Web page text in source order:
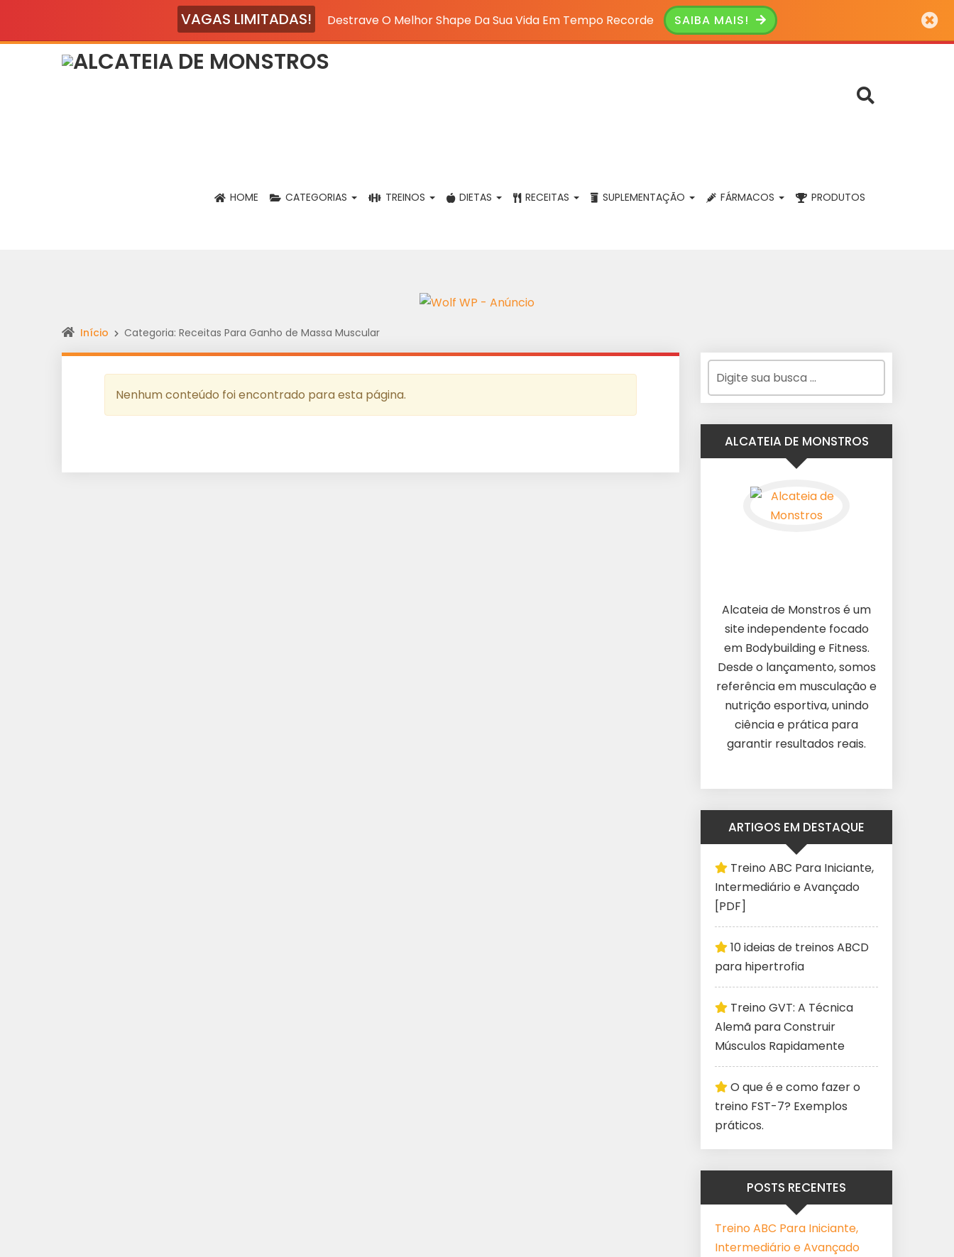
VAGAS LIMITADAS! Destrave O Melhor Shape Da Sua Vida Em Tempo Recorde SAIBA MAIS!
HOME CATEGORIAS TREINOS DIETAS RECEITAS SUPLEMENTAÇÃO FÁRMACOS PRODUTOS
Início Categoria: Receitas Para Ganho de Massa Muscular
Nenhum conteúdo foi encontrado para esta página.
ALCATEIA DE MONSTROS
Alcateia de Monstros é um
site independente focado
em Bodybuilding e Fitness.
Desde o lançamento, somos
referência em musculação e
nutrição esportiva, unindo
ciência e prática para
garantir resultados reais.
ARTIGOS EM DESTAQUE
Treino ABC Para Iniciante,
Intermediário e Avançado
[PDF]
10 ideias de treinos ABCD
para hipertrofia
Treino GVT: A Técnica
Alemã para Construir
Músculos Rapidamente
O que é e como fazer o
treino FST-7? Exemplos
práticos.
POSTS RECENTES
Treino ABC Para Iniciante,
Intermediário e Avançado